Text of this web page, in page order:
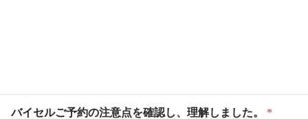
バイセルご予約の注意点を確認し、理解しました。 *